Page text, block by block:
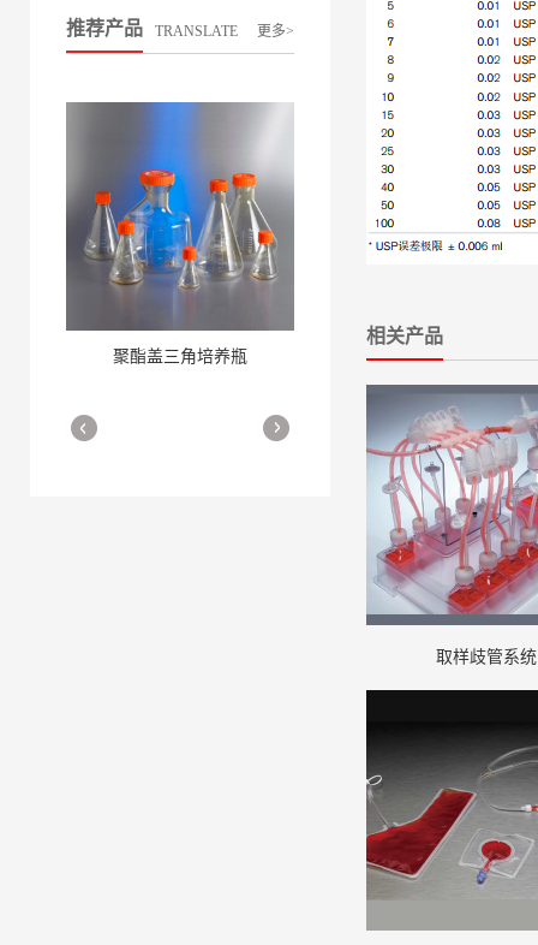
推荐产品 TRANSLATE 更多>
聚酯盖三角培养瓶
三角培养瓶
相关产品
取样歧管系统